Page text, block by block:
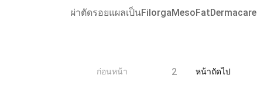
ผ่าตัดรอยแผลเป็นFilorgaMesoFatDermacare
ก่อนหน้า 2 หน้าถัดไป